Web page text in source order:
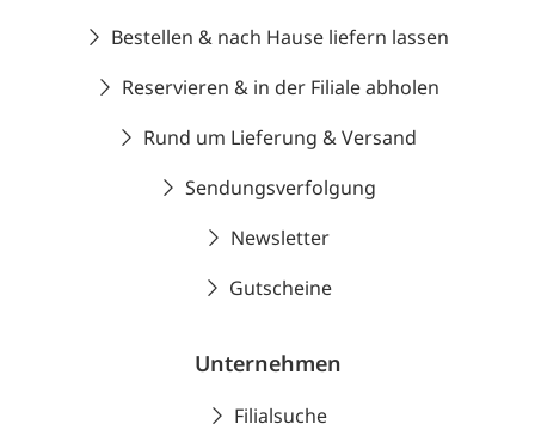
Bestellen & nach Hause liefern lassen
Reservieren & in der Filiale abholen
Rund um Lieferung & Versand
Sendungsverfolgung
Newsletter
Gutscheine
Unternehmen
Filialsuche